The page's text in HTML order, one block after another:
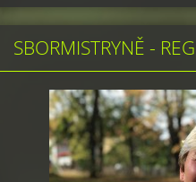
SBORMISTRYNĚ -